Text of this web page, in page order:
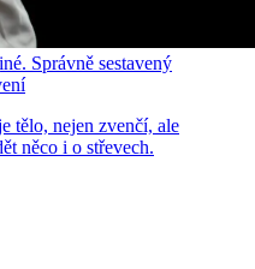
Správně sestavený
tělo, nejen zvenčí, ale
něco i o střevech.